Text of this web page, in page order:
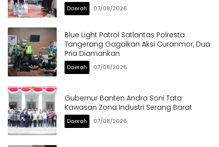
Daerah 07/08/2026
Blue Light Patrol Satlantas Polresta
Tangerang Gagalkan Aksi Curanmor, Dua
Pria Diamankan
Daerah 07/08/2026
Gubernur Banten Andra Soni Tata
Kawasan Zona Industri Serang Barat
Daerah 07/08/2026